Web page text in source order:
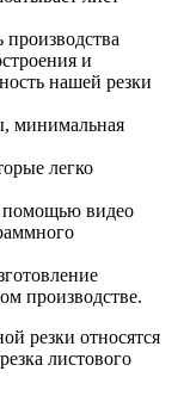
производства
и
нашей резки
минимальная
легко
помощью видео
производстве.
резки относятся
листового